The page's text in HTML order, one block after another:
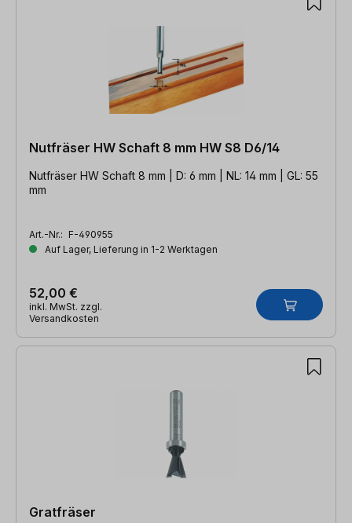
Nutfräser HW Schaft 8 mm HW S8 D6/14
Nutfräser HW Schaft 8 mm | D: 6 mm | NL: 14 mm | GL: 55
mm
Art.-Nr.: F-490955
Auf Lager, Lieferung in 1-2 Werktagen
52,00 €
inkl. MwSt. zzgl.
Versandkosten
Gratfräser